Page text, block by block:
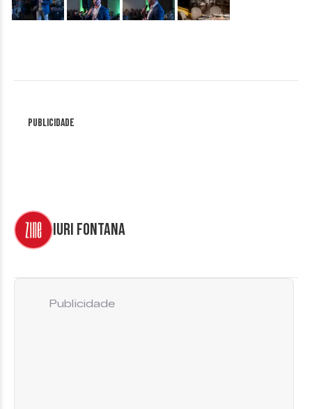
Publicidade
Iuri Fontana
Publicidade